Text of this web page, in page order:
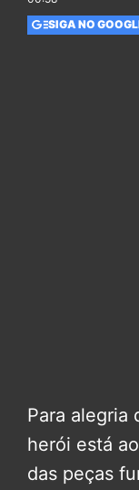
SIGA NO
Para alegria
herói está
das peças